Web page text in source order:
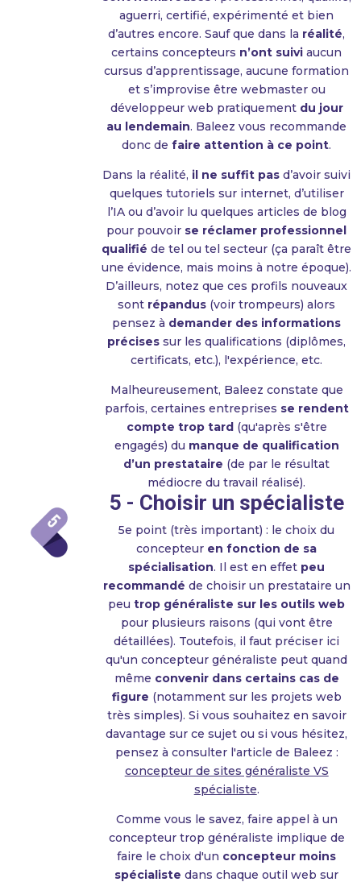
aguerri, certifié, expérimenté et bien
d’autres encore. Sauf que dans la réalité,
certains concepteurs n’ont suivi aucun
cursus d’apprentissage, aucune formation
et s’improvise être webmaster ou
développeur web pratiquement du jour
au lendemain. Baleez vous recommande
donc defaire attention à ce point.
Dans la réalité, il ne suffit pas d’avoir suivi
quelques tutoriels sur internet, d’utiliser
l’IA ou d’avoir lu quelques articles de blog
pour pouvoir se réclamer professionnel
qualifié de tel ou tel secteur (ça paraît être
une évidence, mais moins à notre époque).
D’ailleurs, notez que ces profils nouveaux
sont répandus (voir trompeurs) alors
pensez à demander des informations
précises sur les qualifications (diplômes,
certificats, etc.), l'expérience, etc.
Malheureusement, Baleez constate que
parfois, certaines entreprises se rendent
compte trop tard(qu'après s'être
engagés) du manque de qualification
d’un prestataire (de par le résultat
médiocre du travail réalisé).
5 - Choisir un spécialiste
5e point (très important) : le choix du
concepteur en fonction de sa
spécialisation. Il est en effet peu
recommandé de choisir un prestataire un
peutrop généraliste sur les outils web
pour plusieurs raisons (qui vont être
détaillées). Toutefois, il faut préciser ici
qu'un concepteur généraliste peut quand
même convenir dans certains cas de
figure (notamment sur les projets web
très simples). Si vous souhaitez en savoir
davantage sur ce sujet ou si vous hésitez,
pensez à consulter l'article de Baleez :
concepteur de sites généraliste VS
spécialiste.
Comme vous le savez, faire appel à un
concepteur trop généraliste implique de
faire le choix d'un concepteur moins
spécialiste dans chaque outil web sur